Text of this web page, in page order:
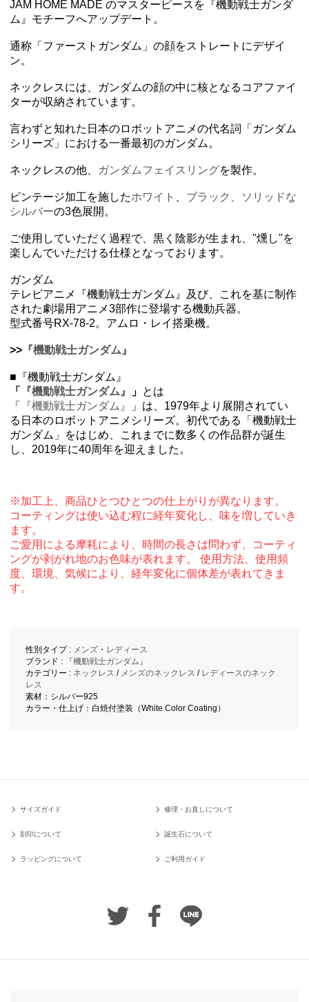
JAM HOME MADE のマスターピースを『機動戦士ガンダ
ム』モチーフへアップデート。
通称「ファーストガンダム」の顔をストレートにデザイ
ン。
ネックレスには、ガンダムの顔の中に核となるコアファイ
ターが収納されています。
言わずと知れた日本のロボットアニメの代名詞「ガンダム
シリーズ」における一番最初のガンダム。
ネックレスの他、 ガンダムフェイスリングを製作。
ビンテージ加工を施したホワイト
ブラック、ソリッドな
シルバーの3色展開。
ご使用していただく過程で、黒く陰影が生まれ、"燻し"を
楽しんでいただける仕様となっております。
ガンダム
テレビアニメ『機動戦士ガンダム』及び、これを基に制作
された劇場用アニメ3部作に登場する機動兵器。
型式番号RX-78-2。アムロ・レイ搭乗機。
>> 『機動戦士ガンダム』
■『機動戦士ガンダム』
「
『機動戦士ガンダム』 」 とは
「
『機動戦士ガンダム』
」は、1979年より展開されてい
る日本のロボットアニメシリーズ。初代である「機動戦士
ガンダム」をはじめ、これまでに数多くの作品群が誕生
し、2019年に40周年を迎えました。
※加工上、商品ひとつひとつの仕上がりが異なります。
コーティングは使い込む程に経年変化し、味を増していき
ます。
ご愛用による摩耗により、時間の長さは問わず、コーティ
ングが剥がれ地のお色味が表れます。 使用方法、使用頻
度、環境、気候により、経年変化に個体差が表れてきま
す。
性別タイプ : メンズ・ レディース
ブランド :
『機動戦士ガンダム』
カテゴリー : ネックレス / メンズのネックレス / レディースのネック
レス
素材：シルバー925
カラー・仕上げ：白焼付塗装（White Color Coating）
サイズガイド 修理・お直しについて
刻印について 誕生石について
ラッピングについて ご利用ガイド